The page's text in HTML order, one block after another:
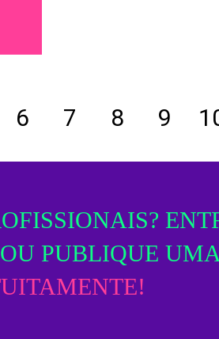
6 7 8 9
PUBLIQUE